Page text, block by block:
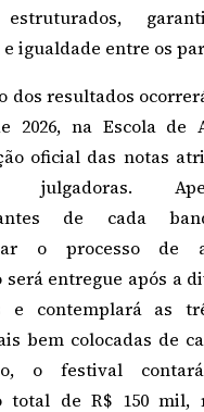
e igualdade entre os
dos resultados
2026, na Escola de
oficial das notas
julgadoras.
de cada
o processo de
entregue após a
e contemplará as
bem colocadas de
o festival
total de R$ 150 mil,